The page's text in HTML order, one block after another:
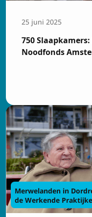
25 juni 2025
750
Noodfonds
Merwelanden in
de Werkende